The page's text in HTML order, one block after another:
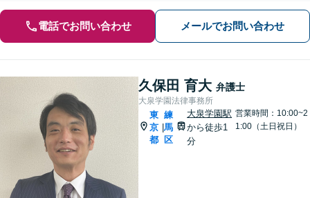
電話でお問い合わせ メールでお問い合わせ
久保田 育大 弁護士
大泉学園法律事務所
東
京
都
練
馬
区
大泉学園駅
から徒歩1
分
営業時間：10:00~2
1:00（土日祝日）